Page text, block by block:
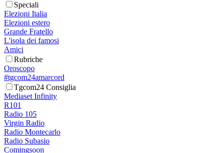
Speciali
Elezioni Italia
Elezioni estero
Grande Fratello
L'isola dei famosi
Amici
Rubriche
Oroscopo
#tgcom24amarcord
Tgcom24 Consiglia
Mediaset Infinity
R101
Radio 105
Virgin Radio
Radio Montecarlo
Radio Subasio
Comingsoon